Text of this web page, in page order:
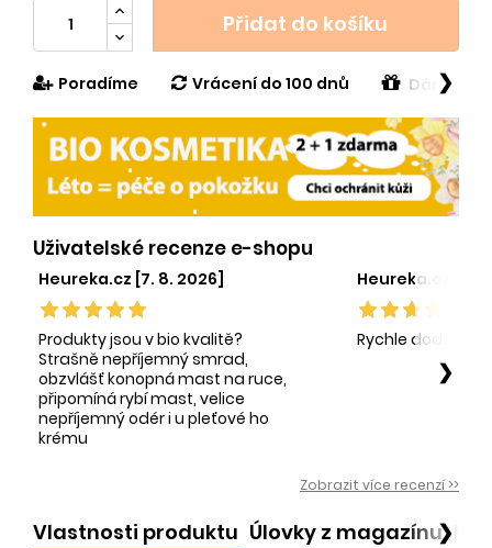
Přidat do košíku
Poradíme Vrácení do 100 dnů Dárek v
❯
Uživatelské recenze e-shopu
Heureka.cz [7. 8. 2026]
Produkty jsou v bio kvalitě?
Strašně nepříjemný smrad,
obzvlášť konopná mast na ruce,
připomíná rybí mast, velice
nepříjemný odér i u pleťové ho
krému
Heureka.cz [1.
Rychle dodání
❯
Zobrazit více recenzí >>
Vlastnosti produktu Úlovky z magazínu❯